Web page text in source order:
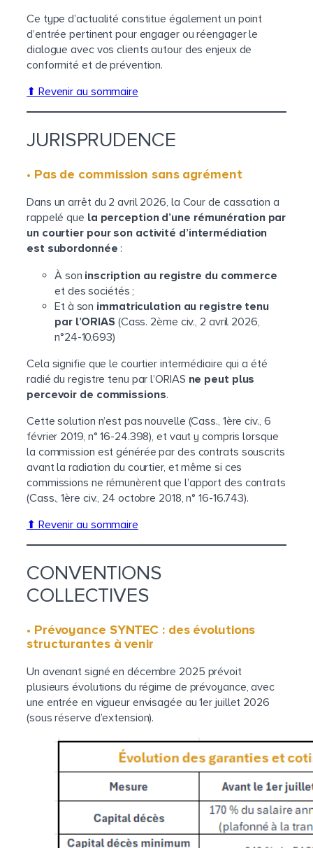
Ce type d’actualité constitue également un point
d’entrée pertinent pour engager ou réengager le
dialogue avec vos clients autour des enjeux de
conformité et de prévention.
⬆ Revenir au sommaire
JURISPRUDENCE
• Pas de commission sans agrément
Dans un arrêt du 2 avril 2026, la Cour de cassation a
rappelé que la perception d’une rémunération par
un courtier pour son activité d’intermédiation
est subordonnée :
À son inscription au registre du commerce
et des sociétés ;
Et à son immatriculation au registre tenu
par l’ORIAS (Cass. 2ème civ., 2 avril 2026,
n°24-10.693)
Cela signifie que le courtier intermédiaire qui a été
radié du registre tenu par l’ORIAS ne peut plus
percevoir de commissions.
Cette solution n’est pas nouvelle (Cass., 1ère civ., 6
février 2019, n° 16-24.398), et vaut y compris lorsque
la commission est générée par des contrats souscrits
avant la radiation du courtier, et même si ces
commissions ne rémunèrent que l’apport des contrats
(Cass., 1ère civ., 24 octobre 2018, n° 16-16.743).
⬆ Revenir au sommaire
CONVENTIONS
COLLECTIVES
• Prévoyance SYNTEC : des évolutions
structurantes à venir
Un avenant signé en décembre 2025 prévoit
plusieurs évolutions du régime de prévoyance, avec
une entrée en vigueur envisagée au 1er juillet 2026
(sous réserve d’extension).